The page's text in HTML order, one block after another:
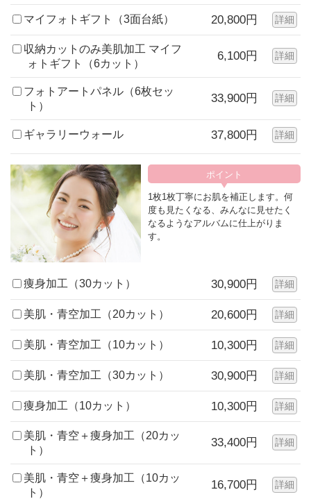
マイフォトギフト（3面台紙） 20,800円 詳細
収納カットのみ美肌加工 マイフ
ォトギフト（6カット）
6,100円 詳細
フォトアートパネル（6枚セッ
ト）
33,900円 詳細
ギャラリーウォール 37,800円 詳細
1枚1枚丁寧にお肌を補正します。何
度も見たくなる、みんなに見せたく
なるようなアルバムに仕上がりま
す。
痩身加工（30カット） 30,900円 詳細
美肌・青空加工（20カット） 20,600円 詳細
美肌・青空加工（10カット） 10,300円 詳細
美肌・青空加工（30カット） 30,900円 詳細
痩身加工（10カット） 10,300円 詳細
美肌・青空＋痩身加工（20カッ
ト）
33,400円 詳細
美肌・青空＋痩身加工（10カッ
ト）
16,700円 詳細